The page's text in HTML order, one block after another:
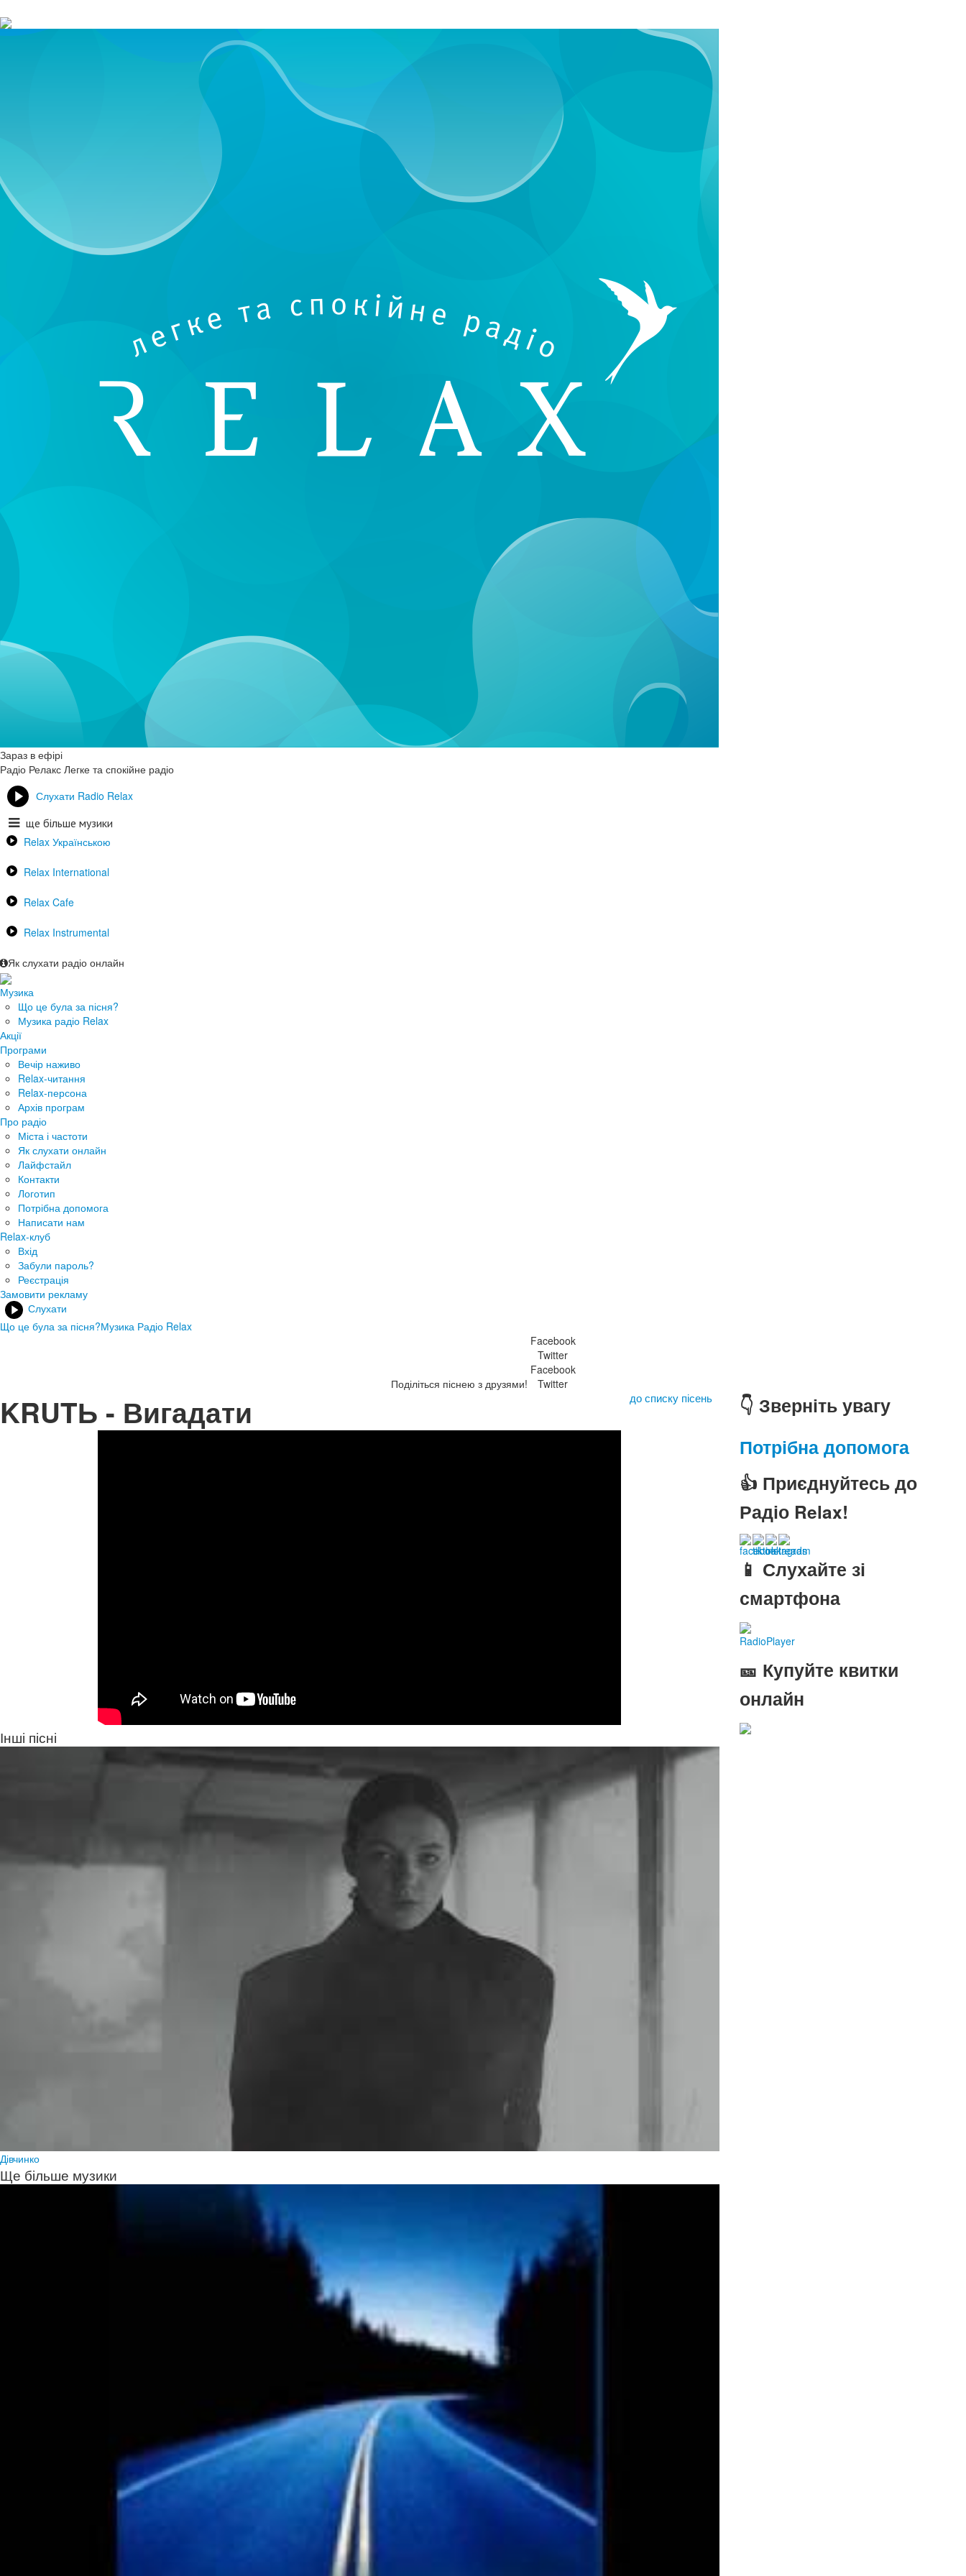
Зараз в ефірі
Радіо Релакс Легке та спокійне радіо
Слухати Radio Relax
ще більше музики
Relax Українською
Relax International
Relax Cafe
Relax Instrumental
Як слухати радіо онлайн
Музика
Що це була за пісня?
Музика радіо Relax
Акції
Програми
Вечір наживо
Relax-читання
Relax-персона
Архів програм
Про радіо
Міста і частоти
Як слухати онлайн
Лайфстайл
Контакти
Логотип
Потрібна допомога
Написати нам
Relax-клуб
Вхід
Забули пароль?
Реєстрація
Замовити рекламу
Слухати
Що це була за пісня?Музика Радіо Relax
Поділіться піснею з друзями!
Facebook
Twitter
Facebook
Twitter
KRUTЬ - Вигадати до списку пісень
Інші пісні
Дівчинко
Ще більше музики
👇 Зверніть увагу
Потрібна допомога
👍 Приєднуйтесь до
Радіо Relax!
📱 Слухайте зі
смартфона
RadioPlayer
🎫 Купуйте квитки
онлайн